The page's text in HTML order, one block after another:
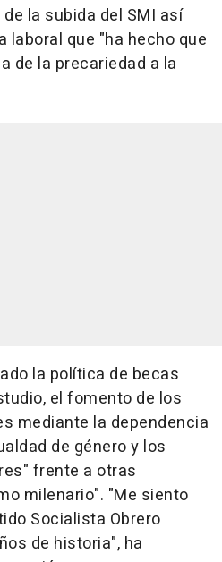
la subida del SMI así
laboral que "ha hecho que
de la precariedad a la
la política de becas
el fomento de los
mediante la dependencia
de género y los
frente a otras
milenario". "Me siento
Socialista Obrero
de historia", ha